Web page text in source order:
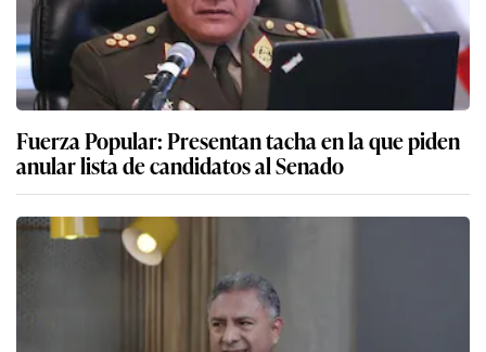
Fuerza Popular: Presentan tacha en la que piden
anular lista de candidatos al Senado